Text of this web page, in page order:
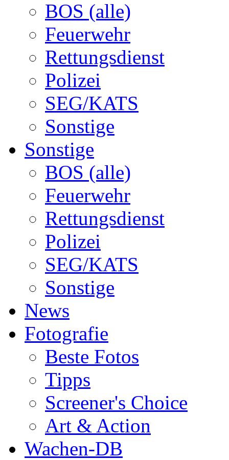
BOS (alle)
Feuerwehr
Rettungsdienst
Polizei
SEG/KATS
Sonstige
Sonstige
BOS (alle)
Feuerwehr
Rettungsdienst
Polizei
SEG/KATS
Sonstige
News
Fotografie
Beste Fotos
Tipps
Screener's Choice
Art & Action
Wachen-DB